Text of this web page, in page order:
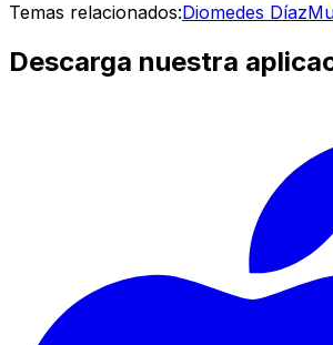
Temas relacionados:Diomedes Díaz
Descarga nuestra